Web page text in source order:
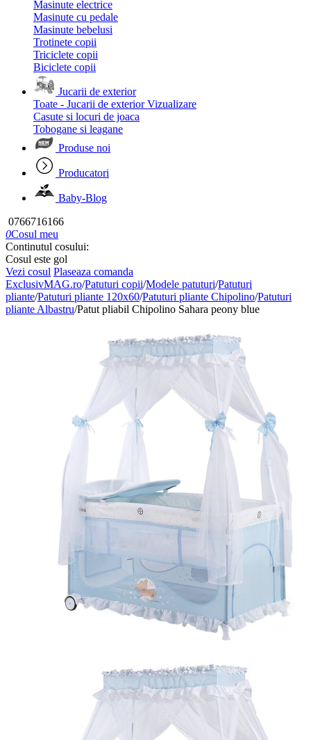
Masinute electrice
Masinute cu pedale
Masinute bebelusi
Trotinete copii
Triciclete copii
Biciclete copii
Jucarii de exterior
Toate - Jucarii de exterior Vizualizare
Casute si locuri de joaca
Tobogane si leagane
Produse noi
Producatori
Baby-Blog
0766716166
0Cosul meu
Continutul cosului:
Cosul este gol
Vezi cosul Plaseaza comanda
ExclusivMAG.ro/Patuturi copii/Modele patuturi/Patuturi
pliante/Patuturi pliante 120x60/Patuturi pliante Chipolino/Patuturi
pliante Albastru/Patut pliabil Chipolino Sahara peony blue